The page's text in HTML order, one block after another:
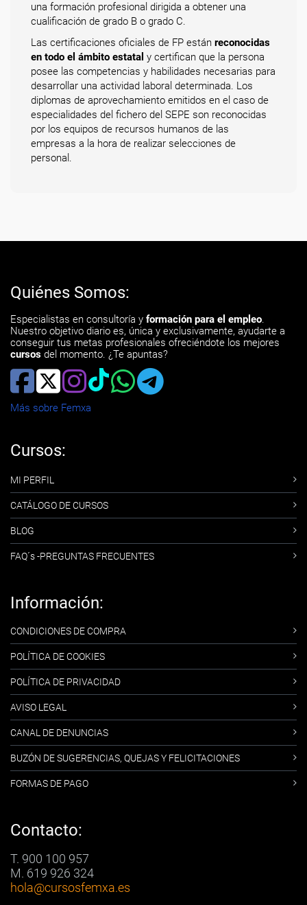
una formación profesional dirigida a obtener una
cualificación de grado B o grado C.
Las certificaciones oficiales de FP están reconocidas
en todo el ámbito estatal y certifican que la persona
posee las competencias y habilidades necesarias para
desarrollar una actividad laboral determinada. Los
diplomas de aprovechamiento emitidos en el caso de
especialidades del fichero del SEPE son reconocidas
por los equipos de recursos humanos de las
empresas a la hora de realizar selecciones de
personal.
Quiénes Somos:
Especialistas en consultoría y formación para el empleo.
Nuestro objetivo diario es, única y exclusivamente, ayudarte a
conseguir tus metas profesionales ofreciéndote los mejores
cursos del momento. ¿Te apuntas?
Más sobre Femxa
Cursos:
MI PERFIL
CATÁLOGO DE CURSOS
BLOG
FAQ´s -PREGUNTAS FRECUENTES
Información:
CONDICIONES DE COMPRA
POLÍTICA DE COOKIES
POLÍTICA DE PRIVACIDAD
AVISO LEGAL
CANAL DE DENUNCIAS
BUZÓN DE SUGERENCIAS, QUEJAS Y FELICITACIONES
FORMAS DE PAGO
Contacto:
T. 900 100 957
M. 619 926 324
hola@cursosfemxa.es